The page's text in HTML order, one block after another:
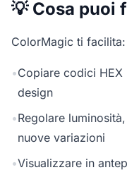
💡 Cosa puoi
ColorMagic ti facilita:
•Copiare codici HEX
design
•Regolare
nuove variazioni
•Visualizzare in